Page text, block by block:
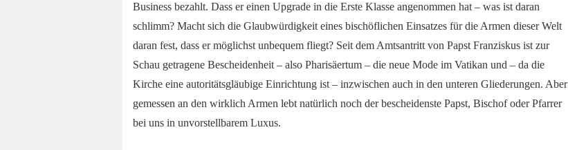
Business bezahlt. Dass er einen Upgrade in die Erste Klasse angenommen hat – was ist daran
schlimm? Macht sich die Glaubwürdigkeit eines bischöflichen Einsatzes für die Armen dieser Welt
daran fest, dass er möglichst unbequem fliegt? Seit dem Amtsantritt von Papst Franziskus ist zur
Schau getragene Bescheidenheit – also Pharisäertum – die neue Mode im Vatikan und – da die
Kirche eine autoritätsgläubige Einrichtung ist – inzwischen auch in den unteren Gliederungen. Aber
gemessen an den wirklich Armen lebt natürlich noch der bescheidenste Papst, Bischof oder Pfarrer
bei uns in unvorstellbarem Luxus.